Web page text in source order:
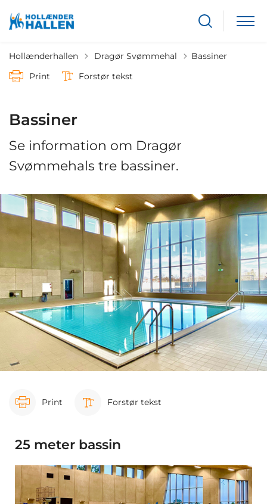
Hollænderhallen Tilbage til
Dragør Svømmehal
Bassiner
Print
Forstør tekst
Bassiner
Se information om Dragør
Svømmehals tre bassiner.
Print Forstør tekst
25 meter bassin